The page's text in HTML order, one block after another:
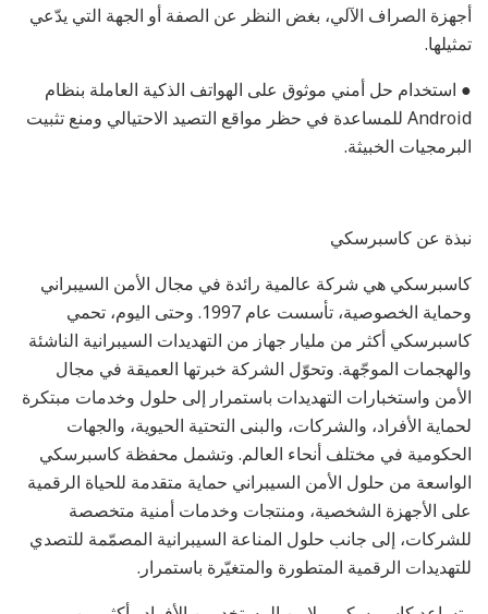
أجهزة الصراف الآلي، بغض النظر عن الصفة أو الجهة التي يدّعي
تمثيلها.
● استخدام حل أمني موثوق على الهواتف الذكية العاملة بنظام
Android للمساعدة في حظر مواقع التصيد الاحتيالي ومنع تثبيت
البرمجيات الخبيثة.
نبذة عن كاسبرسكي
كاسبرسكي هي شركة عالمية رائدة في مجال الأمن السيبراني
وحماية الخصوصية، تأسست عام 1997. وحتى اليوم، تحمي
كاسبرسكي أكثر من مليار جهاز من التهديدات السيبرانية الناشئة
والهجمات الموجّهة. وتحوّل الشركة خبرتها العميقة في مجال
الأمن واستخبارات التهديدات باستمرار إلى حلول وخدمات مبتكرة
لحماية الأفراد، والشركات، والبنى التحتية الحيوية، والجهات
الحكومية في مختلف أنحاء العالم. وتشمل محفظة كاسبرسكي
الواسعة من حلول الأمن السيبراني حماية متقدمة للحياة الرقمية
على الأجهزة الشخصية، ومنتجات وخدمات أمنية متخصصة
للشركات، إلى جانب حلول المناعة السيبرانية المصمّمة للتصدي
للتهديدات الرقمية المتطورة والمتغيّرة باستمرار.